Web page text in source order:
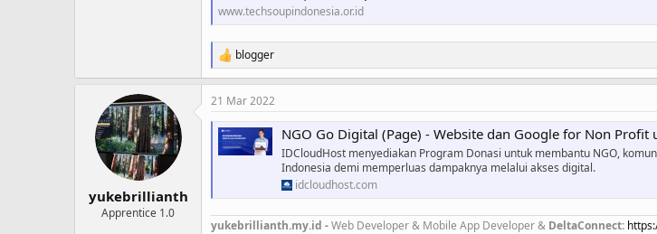
www.techsoupindonesia.or.id
R
e
a
c
t
i
o
blogger
yukebrillianth
Apprentice 1.0
21 Mar 2022
NGO Go Digital (Page) - Website dan Google for Non Profit
IDCloudHost menyediakan Program Donasi untuk membantu NGO,
Indonesia demi memperluas dampaknya melalui akses digital.
idcloudhost.com
yukebrillianth.my.id -Web Developer & Mobile App Developer & DeltaConnect: